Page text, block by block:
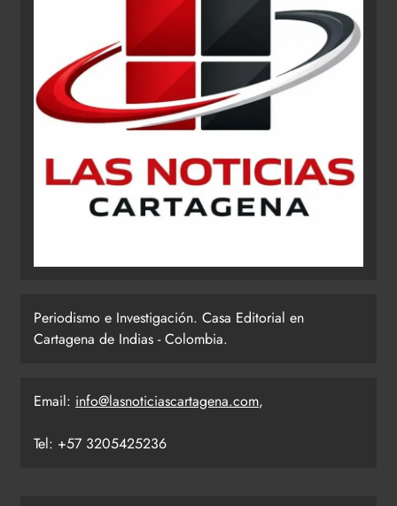
Periodismo e Investigación. Casa Editorial en
Cartagena de Indias - Colombia.
Email: info@lasnoticiascartagena.com,
Tel: +57 3205425236